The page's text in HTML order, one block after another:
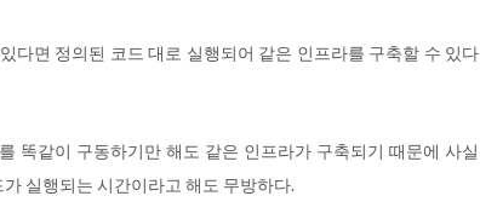
다면 정의된 코드 대로 실행되어 같은 인프라를 구축할 수 있다
똑같이 구동하기만 해도 같은 인프라가 구축되기 때문에 사실
실행되는 시간이라고 해도 무방하다.